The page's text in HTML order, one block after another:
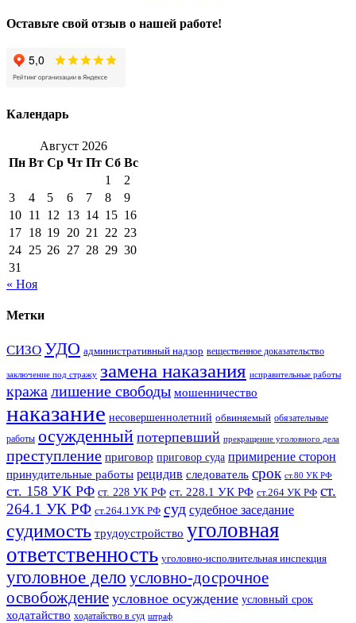
Оставьте свой отзыв о нашей работе!
Календарь
Август 2026
Пн Вт Ср Чт Пт Сб Вс
1
2
3
4 5 6 7 8
9
10 11 12 13 14 15 16
17 18 19 20 21 22 23
24 25 26 27 28 29 30
31
« Ноя
Метки
СИЗО УДО административный надзор вещественное доказательство
заключение под стражу замена наказания исправительные работы
кража лишение свободы мошенничество
наказание несовершеннолетний обвиняемый обязательные
работы осужденный потерпевший прекращение уголовного дела
преступление приговор приговор суда примирение сторон
принудительные работы рецидив следователь срок ст.80 УК РФ
ст. 158 УК РФ ст. 228 УК РФ ст. 228.1 УК РФ ст.264 УК РФ ст.
264.1 УК РФ ст.264.1УК РФ суд судебное заседание
судимость трудоустройство уголовная
ответственность уголовно-исполнительная инспекция
уголовное дело условно-досрочное
освобождение условное осуждение условный срок
ходатайство ходатайство в суд штраф